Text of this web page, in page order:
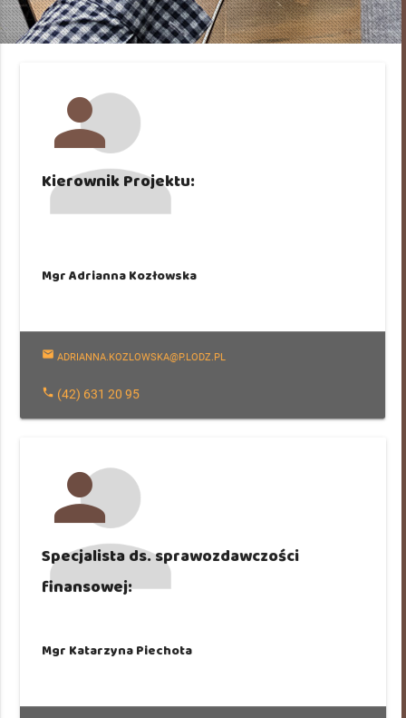
person
Kierownik Projektu:
Mgr Adrianna Kozłowska
mail ADRIANNA.KOZLOWSKA@P.LODZ.PL
phone (42) 631 20 95
person
Specjalista ds. sprawozdawczości
finansowej:
Mgr Katarzyna Piechota